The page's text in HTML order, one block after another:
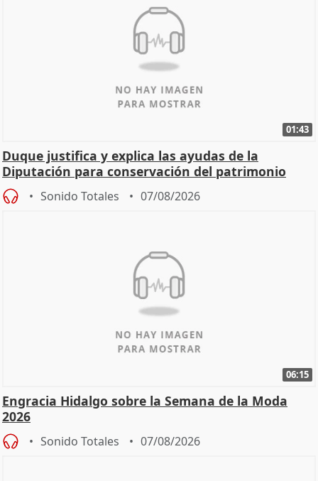
01:43
Duque justifica y explica las ayudas de la
Diputación para conservación del patrimonio
Sonido Totales 07/08/2026
06:15
Engracia Hidalgo sobre la Semana de la Moda
2026
Sonido Totales 07/08/2026